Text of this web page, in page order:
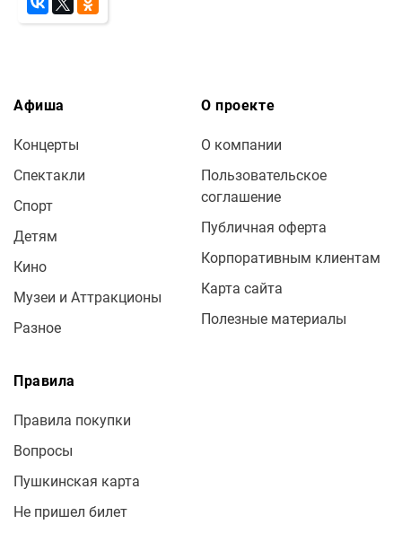
Афиша
Концерты
Спектакли
Спорт
Детям
Кино
Музеи и Аттракционы
Разное
О проекте
О компании
Пользовательское
соглашение
Публичная оферта
Корпоративным клиентам
Карта сайта
Полезные материалы
Правила
Правила покупки
Вопросы
Пушкинская карта
Не пришел билет